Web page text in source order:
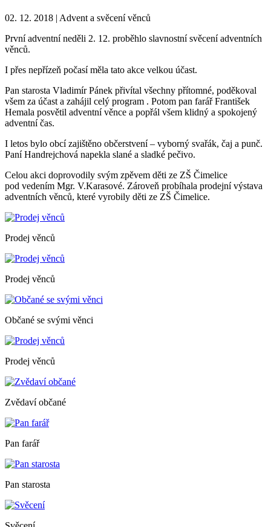
02. 12. 2018 | Advent a svěcení věnců
První adventní neděli 2. 12. proběhlo slavnostní svěcení adventních
věnců.
I přes nepřízeň počasí měla tato akce velkou účast.
Pan starosta Vladimír Pánek přivítal všechny přítomné, poděkoval
všem za účast a zahájil celý program . Potom pan farář František
Hemala posvětil adventní věnce a popřál všem klidný a spokojený
adventní čas.
I letos bylo obcí zajištěno občerstvení – vyborný svařák, čaj a punč.
Paní Handrejchová napekla slané a sladké pečivo.
Celou akci doprovodily svým zpěvem děti ze ZŠ Čimelice
pod vedením Mgr. V.Karasové. Zároveň probíhala prodejní výstava
adventních věnců, které vyrobily děti ze ZŠ Čimelice.
Prodej věnců
Prodej věnců
Občané se svými věnci
Prodej věnců
Zvědaví občané
Pan farář
Pan starosta